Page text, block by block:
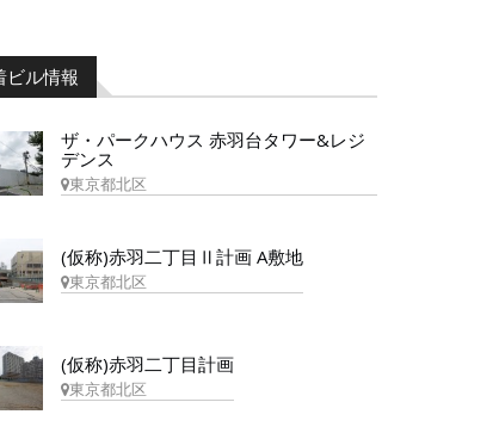
ビル情報
ザ・パークハウス 赤羽台タワー&レジ
デンス
東京都北区
(仮称)赤羽二丁目Ⅱ計画 A敷地
東京都北区
(仮称)赤羽二丁目計画
東京都北区